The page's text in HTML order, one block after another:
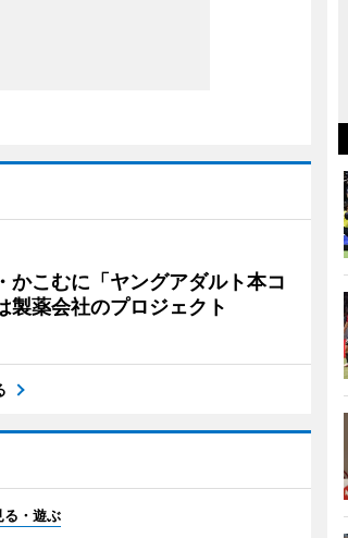
かこむに「ヤングアダルト本コ
薬会社のプロジェクト
る・遊ぶ